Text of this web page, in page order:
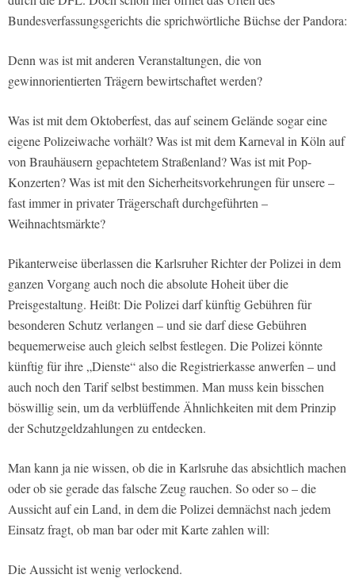
Bundesverfassungsgerichts die sprichwörtliche Büchse der Pandora:
Denn was ist mit anderen Veranstaltungen, die von
gewinnorientierten Trägern bewirtschaftet werden?
Was ist mit dem Oktoberfest, das auf seinem Gelände sogar eine
eigene Polizeiwache vorhält? Was ist mit dem Karneval in Köln auf
von Brauhäusern gepachtetem Straßenland? Was ist mit Pop-
Konzerten? Was ist mit den Sicherheitsvorkehrungen für unsere –
fast immer in privater Trägerschaft durchgeführten –
Weihnachtsmärkte?
Pikanterweise überlassen die Karlsruher Richter der Polizei in dem
ganzen Vorgang auch noch die absolute Hoheit über die
Preisgestaltung. Heißt: Die Polizei darf künftig Gebühren für
besonderen Schutz verlangen – und sie darf diese Gebühren
bequemerweise auch gleich selbst festlegen. Die Polizei könnte
künftig für ihre „Dienste“ also die Registrierkasse anwerfen – und
auch noch den Tarif selbst bestimmen. Man muss kein bisschen
böswillig sein, um da verblüffende Ähnlichkeiten mit dem Prinzip
der Schutzgeldzahlungen zu entdecken.
Man kann ja nie wissen, ob die in Karlsruhe das absichtlich machen
oder ob sie gerade das falsche Zeug rauchen. So oder so – die
Aussicht auf ein Land, in dem die Polizei demnächst nach jedem
Einsatz fragt, ob man bar oder mit Karte zahlen will:
Die Aussicht ist wenig verlockend.